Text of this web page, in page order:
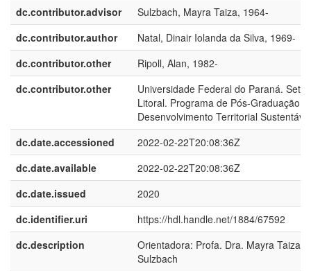
dc.contributor.advisor
Sulzbach, Mayra Taiza, 1964-
dc.contributor.author
Natal, Dinair Iolanda da Silva, 1969-
dc.contributor.other
Ripoll, Alan, 1982-
dc.contributor.other
Universidade Federal do Paraná. Setor
Litoral. Programa de Pós-Graduação
Desenvolvimento Territorial Sustentável
dc.date.accessioned
2022-02-22T20:08:36Z
dc.date.available
2022-02-22T20:08:36Z
dc.date.issued
2020
dc.identifier.uri
https://hdl.handle.net/1884/67592
dc.description
Orientadora: Profa. Dra. Mayra Taiza
Sulzbach